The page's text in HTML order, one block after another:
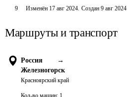
9 Изменён 17 авг 2024. Создан 9 авг 2024
Маршруты и транспорт
Россия
→
Железногорск
Красноярский край
Кол-во машин: 1